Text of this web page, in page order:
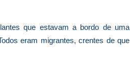
que estavam a bordo de uma
eram migrantes, crentes de que